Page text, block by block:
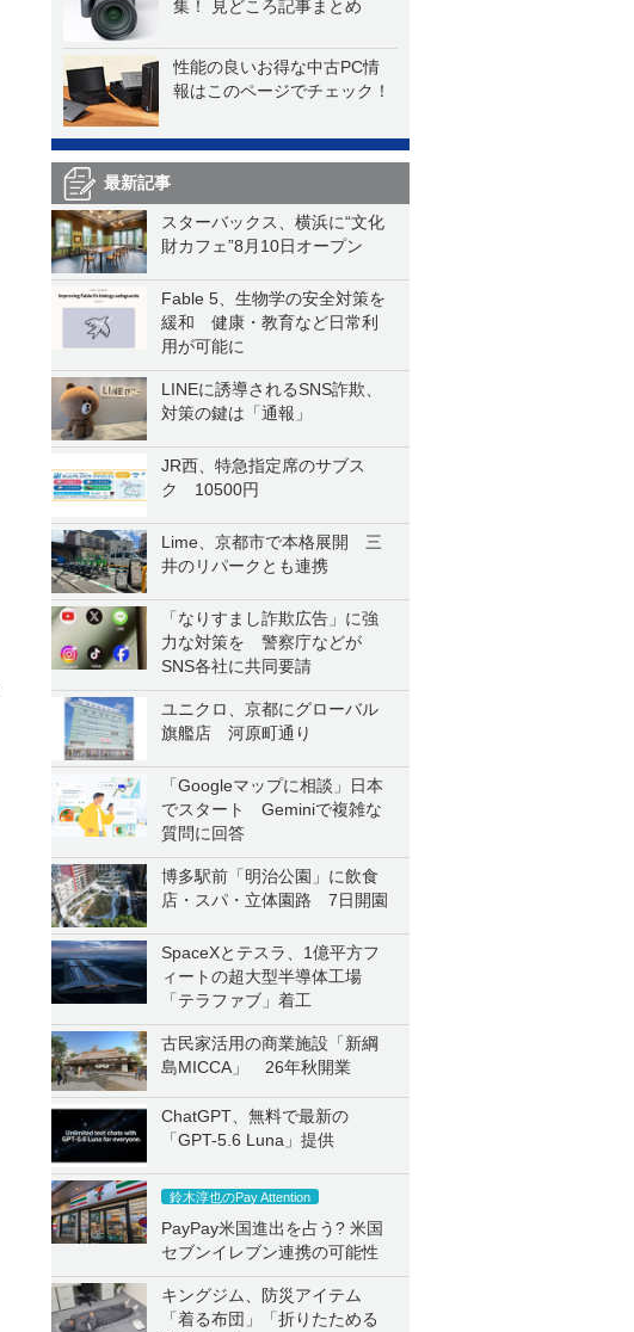
集！ 見どころ記事まとめ
性能の良いお得な中古PC情
報はこのページでチェック！
最新記事
スターバックス、横浜に“文化
財カフェ”8月10日オープン
Fable 5、生物学の安全対策を
緩和 健康・教育など日常利
用が可能に
LINEに誘導されるSNS詐欺、
対策の鍵は「通報」
JR西、特急指定席のサブス
ク 10500円
Lime、京都市で本格展開 三
井のリパークとも連携
「なりすまし詐欺広告」に強
力な対策を 警察庁などが
SNS各社に共同要請
ユニクロ、京都にグローバル
旗艦店 河原町通り
「Googleマップに相談」日本
でスタート Geminiで複雑な
質問に回答
博多駅前「明治公園」に飲食
店・スパ・立体園路 7日開園
SpaceXとテスラ、1億平方フ
ィートの超大型半導体工場
「テラファブ」着工
古民家活用の商業施設「新綱
島MICCA」 26年秋開業
ChatGPT、無料で最新の
「GPT-5.6 Luna」提供
鈴木淳也のPay Attention
PayPay米国進出を占う? 米国
セブンイレブン連携の可能性
キングジム、防災アイテム
「着る布団」「折りたためる